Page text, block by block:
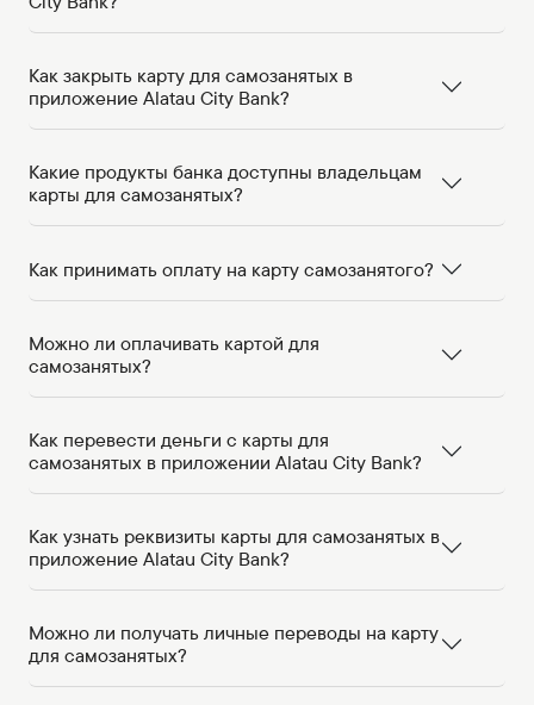
Как закрыть карту для самозанятых в
приложение Alatau City Bank?
Какие продукты банка доступны владельцам
карты для самозанятых?
Как принимать оплату на карту самозанятого?
Можно ли оплачивать картой для
самозанятых?
Как перевести деньги с карты для
самозанятых в приложении Alatau City Bank?
Как узнать реквизиты карты для самозанятых в
приложение Alatau City Bank?
Можно ли получать личные переводы на карту
для самозанятых?